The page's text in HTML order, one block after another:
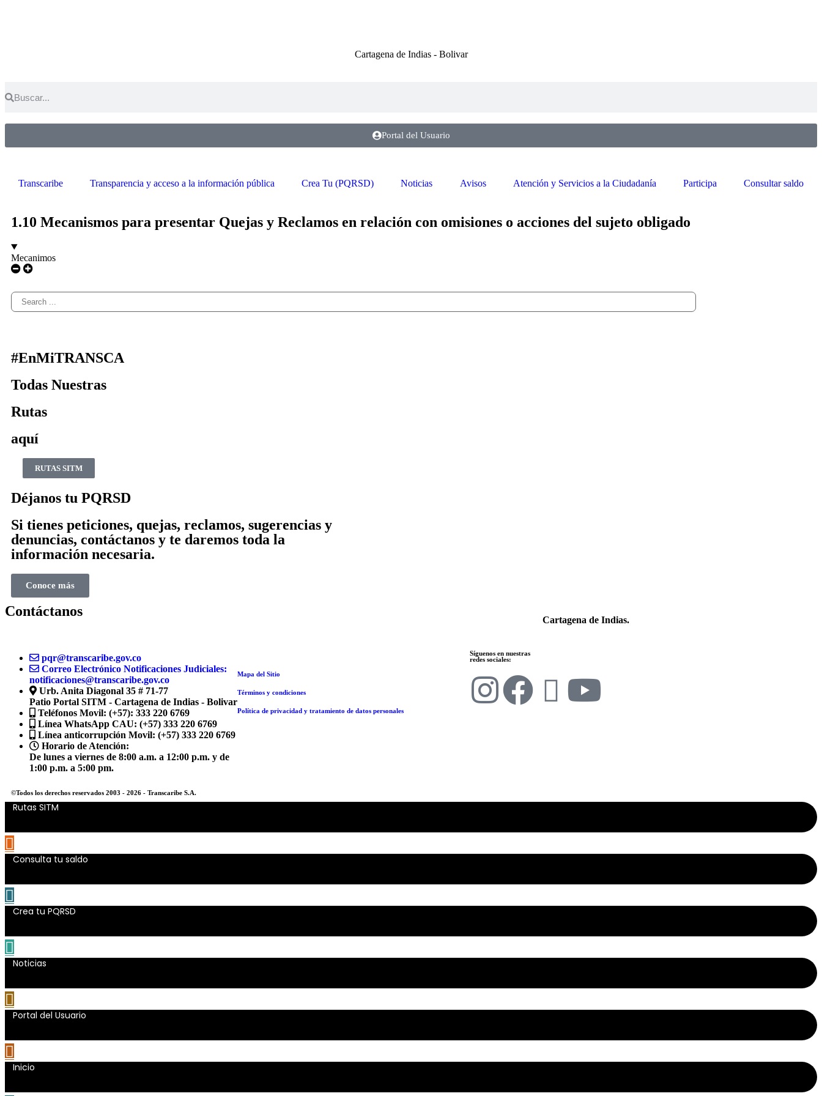
Cartagena de Indias - Bolivar
Portal del Usuario
Transcaribe Transparencia y acceso a la información pública Crea Tu (PQRSD) Noticias Avisos Atención y Servicios a la Ciudadanía Participa Consultar saldo
1.10 Mecanismos para presentar Quejas y Reclamos en relación con omisiones o acciones del sujeto obligado
Mecanimos
#EnMiTRANSCA
Todas Nuestras
Rutas
aquí
RUTAS SITM
Déjanos tu PQRSD
Si tienes peticiones, quejas, reclamos, sugerencias y
denuncias, contáctanos y te daremos toda la
información necesaria.
Conoce más
Contáctanos
pqr@transcaribe.gov.co
Correo Electrónico Notificaciones Judiciales:
notificaciones@transcaribe.gov.co
Urb. Anita Diagonal 35 # 71-77
Patio Portal SITM - Cartagena de Indias - Bolivar
Teléfonos Movil: (+57): 333 220 6769
Línea WhatsApp CAU: (+57) 333 220 6769
Línea anticorrupción Movil: (+57) 333 220 6769
Horario de Atención:
De lunes a viernes de 8:00 a.m. a 12:00 p.m. y de
1:00 p.m. a 5:00 pm.
Mapa del Sitio
Términos y condiciones
Política de privacidad y tratamiento de datos personales
Cartagena de Indias.
Síguenos en nuestras
redes sociales:
©Todos los derechos reservados 2003 - 2026 - Transcaribe S.A.
Rutas SITM
Consulta tu saldo
Crea tu PQRSD
Noticias
Portal del Usuario
Inicio